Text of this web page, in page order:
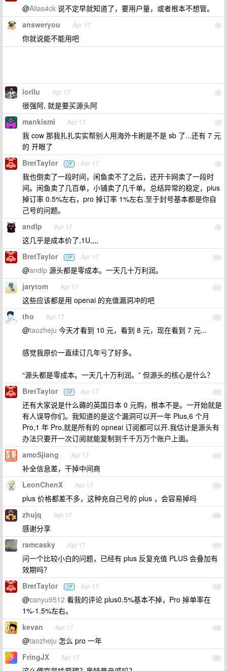
@Alias4ck 说不定早就知道了，要用户量，或者根本不想管。
5
answeryou Apr 17
你就说能不能用吧
6
iorilu Apr 17
很强阿, 就是要买源头阿
7
mankismi Apr 17
我 cow 那我扎扎实实帮别人用海外卡刷是不是 sb 了...还有 7 元
的 开眼了
8
BretTaylor OP Apr 17
我也倒卖了一段时间，闲鱼卖不了之后，还开卡网卖了一段时
间。闲鱼卖了几百单，小铺卖了几千单。总结异常的稳定，plus
掉订率 0.5%左右，pro 掉订率 1%左右.至于封号基本都是你自
己号的问题。
9
andlp Apr 17
这几乎是成本价了,1U,,,,
10
BretTaylor OP Apr 17
@andlp 源头都是零成本。一天几十万利润。
11
jarytom Apr 17
这些应该都是用 openai 的充值漏洞冲的吧
12
tho Apr 17
@taozheju 今天才看到 10 元，看到 8 元，现在看到 7 元...
感觉我原价一直续订几年亏了好多。
“源头都是零成本。一天几十万利润。” 但源头的核心是什么？
13
BretTaylor OP Apr 17
还有大家说是什么薅的英国日本 0 元购，根本不是。一开始就是
有人误导你们。我知道的是这个漏洞可以开一年 Plus,6 个月
Pro,1 年 Pro,就是所有的 opneai 订阅都可以开.我估计是源头有
办法只要开一次订阅就能复制到千千万万个账户上面。
14
amoSjiang Apr 17
补全信息差，干掉中间商
15
LeonChenX Apr 17
plus 价格都差不多，这种充自己号的 plus ，会容易掉吗
16
zhujq Apr 17
感谢分享
17
ramcasky Apr 17
问一个比较小白的问题，已经有 plus 反复充值 PLUS 会叠加有
效期吗？
18
BretTaylor OP Apr 17
@canyu9512 看我的评论 plus0.5%基本不掉，Pro 掉单率在
1%-1.5%左右。
19
kevan Apr 17
@taozheju 怎么 pro 一年
20
FringJX Apr 17